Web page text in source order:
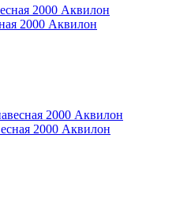
2000 Аквилон
2000 Аквилон